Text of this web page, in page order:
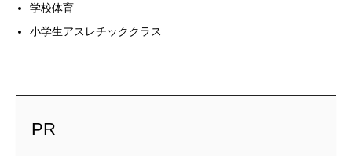
学校体育
小学生アスレチッククラス
PR